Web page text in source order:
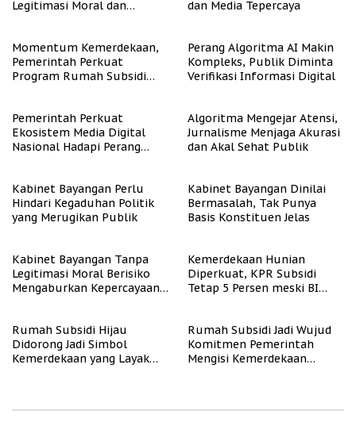
Legitimasi Moral dan
dan Media Tepercaya
Momentum Kemerdekaan,
Pemerintah Perkuat
Program Rumah Subsidi
Perang Algoritma AI Makin
Kompleks, Publik Diminta
Verifikasi Informasi Digital
Pemerintah Perkuat
Ekosistem Media Digital
Nasional Hadapi Perang
Algoritma Mengejar Atensi,
Jurnalisme Menjaga Akurasi
dan Akal Sehat Publik
Kabinet Bayangan Perlu
Hindari Kegaduhan Politik
yang Merugikan Publik
Kabinet Bayangan Dinilai
Bermasalah, Tak Punya
Basis Konstituen Jelas
Kabinet Bayangan Tanpa
Legitimasi Moral Berisiko
Mengaburkan Kepercayaan
Kemerdekaan Hunian
Diperkuat, KPR Subsidi
Tetap 5 Persen meski BI
Rumah Subsidi Hijau
Didorong Jadi Simbol
Kemerdekaan yang Layak
Rumah Subsidi Jadi Wujud
Komitmen Pemerintah
Mengisi Kemerdekaan